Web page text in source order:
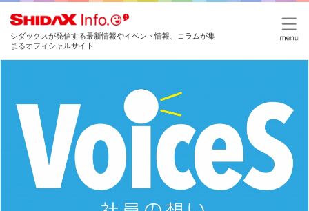
シダックスが発信する最新情報やイベント情報、コラムが集
まるオフィシャルサイト